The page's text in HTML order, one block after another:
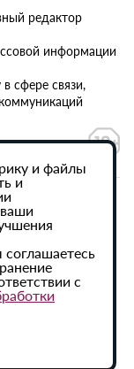
редактор
информации
сфере связи,
данных
и файлы
и
с